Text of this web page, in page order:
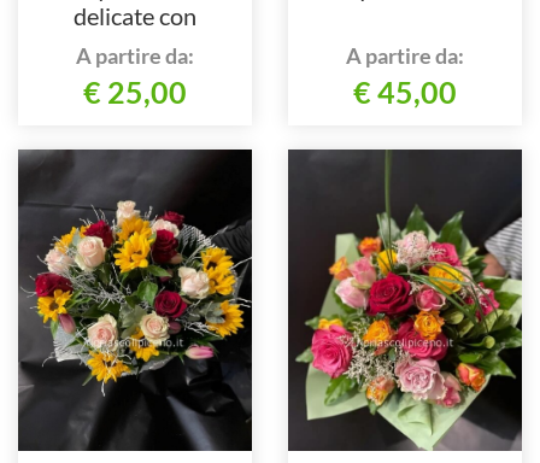
delicate con
anthurium
A partire da:
€ 25,00
A partire da:
€ 45,00